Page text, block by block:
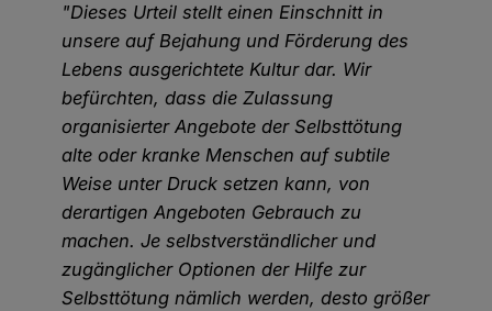
"Dieses Urteil stellt einen Einschnitt in
unsere auf Bejahung und Förderung des
Lebens ausgerichtete Kultur dar. Wir
befürchten, dass die Zulassung
organisierter Angebote der Selbsttötung
alte oder kranke Menschen auf subtile
Weise unter Druck setzen kann, von
derartigen Angeboten Gebrauch zu
machen. Je selbstverständlicher und
zugänglicher Optionen der Hilfe zur
Selbsttötung nämlich werden, desto größer